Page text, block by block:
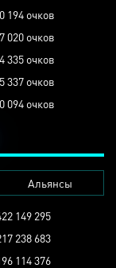
194 очков
020 очков
335 очков
337 очков
094 очков
Альянсы
149 295
238 683
114 376